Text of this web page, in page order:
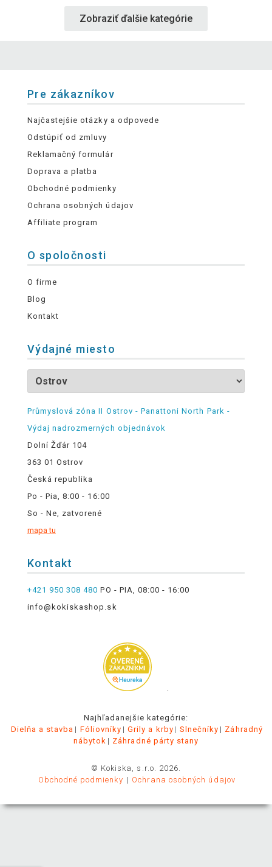
Zobraziť ďalšie kategórie
Pre zákazníkov
Najčastejšie otázky a odpovede
Odstúpiť od zmluvy
Reklamačný formulár
Doprava a platba
Obchodné podmienky
Ochrana osobných údajov
Affiliate program
O spoločnosti
O firme
Blog
Kontakt
Výdajné miesto
Průmyslová zóna II Ostrov - Panattoni North Park -
Výdaj nadrozmerných objednávok
Dolní Žďár 104
363 01 Ostrov
Česká republika
Po - Pia, 8:00 - 16:00
So - Ne, zatvorené
mapa tu
Kontakt
+421 950 308 480 PO - PIA, 08:00 - 16:00
info@kokiskashop.sk
.
Najhľadanejšie kategórie:
Dielňa a stavba
Fóliovníky Grily a krby Slnečníky
Záhradný
nábytok
Záhradné párty stany
© Kokiska, s.r.o. 2026.
Obchodné podmienky
Ochrana osobných údajov